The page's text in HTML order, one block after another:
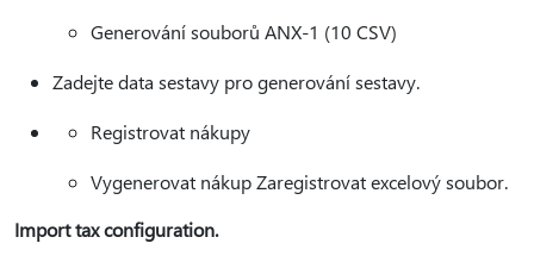
Generování souborů ANX-1 (10 CSV)
Zadejte data sestavy pro generování sestavy.
Registrovat nákupy
Vygenerovat nákup Zaregistrovat excelový soubor.
Import tax configuration.